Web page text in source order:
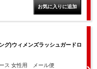
グ)ウィメンズラッシュガードロ
ス 女性用 メール便